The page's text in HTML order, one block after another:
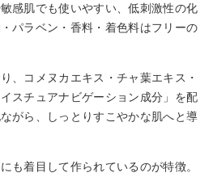
感肌でも使いやすい、低刺激性の化
パラベン・香料・着色料はフリーの
、コメヌカエキス・チャ葉エキス・
スチュアナビゲーション成分」を配
がら、しっとりすこやかな肌へと導
も着目して作られているのが特徴。